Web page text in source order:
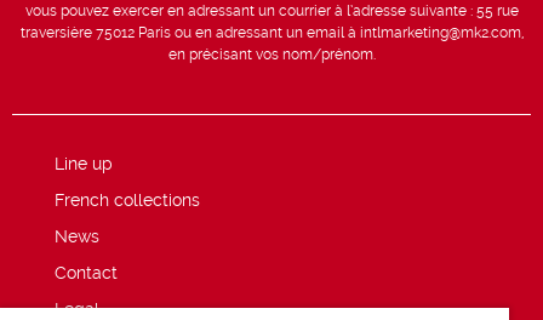
vous pouvez exercer en adressant un courrier à l’adresse suivante : 55 rue
traversière 75012 Paris ou en adressant un email à intlmarketing@mk2.com,
en précisant vos nom/prénom.
Line up
French collections
News
Contact
Legal